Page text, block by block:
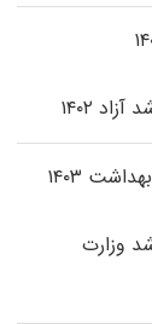
۱۴۰۲
۱۴۰۳
وزارت